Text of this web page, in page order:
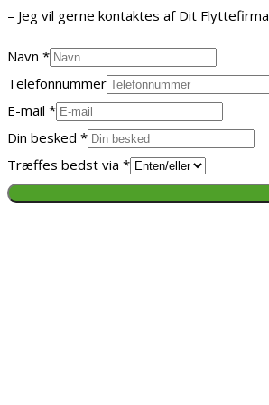
– Jeg vil gerne kontaktes af Dit Flyttefirma
Navn *
Telefonnummer
E-mail *
Din besked *
Træffes bedst via *